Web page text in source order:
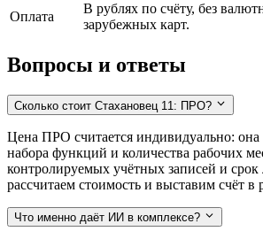
Оплата
В рублях по счёту, без
зарубежных карт.
Вопросы и ответы
Сколько стоит Стахановец 11: ПРО?
Цена ПРО считается индивидуально: она
набора функций и количества рабочих
контролируемых учётных записей и
рассчитаем стоимость и выставим счёт в
Что именно даёт ИИ в комплексе?